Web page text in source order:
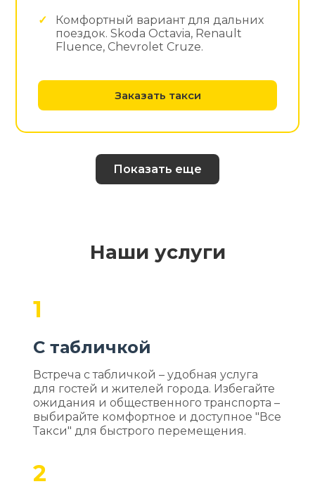
Комфортный вариант для дальних
поездок. Skoda Octavia, Renault
Fluence, Chevrolet Cruze.
Заказать такси
Показать еще
Наши услуги
1
С табличкой
Встреча с табличкой – удобная услуга
для гостей и жителей города. Избегайте
ожидания и общественного транспорта –
выбирайте комфортное и доступное "Все
Такси" для быстрого перемещения.
2